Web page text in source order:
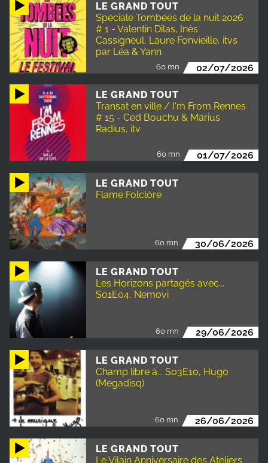
LE GRAND TOUT
Spéciale Tombées de la nuit 2026
# 1 - Valentin Dilas, Inès
Cassigneul, Laure Fonvieille, itvs
par Léa & Yann
60 mn 02/07/2026
LE GRAND TOUT
Transat en ville / I'm From Rennes
# 15 - Ced Bouchu & Marius
Radius, itv
60 mn 01/07/2026
LE GRAND TOUT
Flame Folclòre
60 mn 30/06/2026
LE GRAND TOUT
Les Horizons partagés avec...
S01E04, Nemovi
60 mn 29/06/2026
LE GRAND TOUT
Champ libre à... S03E10, Hugo
(Megadisq)
60 mn 26/06/2026
LE GRAND TOUT
Le Vilain Anniversaire des Ateliers